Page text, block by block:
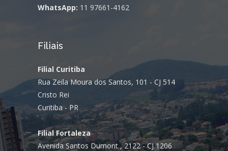
WhatsApp: 11 97661-4162
Filiais
Filial Curitiba
Rua Zeila Moura dos Santos, 101 - CJ 514
Cristo Rei
Curitiba - PR
Filial Fortaleza
Avenida Santos Dumont , 2122 - CJ 1206